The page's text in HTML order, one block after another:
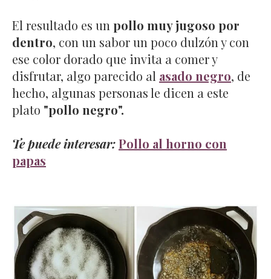
El resultado es un pollo muy jugoso por
dentro, con un sabor un poco dulzón y con
ese color dorado que invita a comer y
disfrutar, algo parecido al asado negro, de
hecho, algunas personas le dicen a este
plato "pollo negro".
Te puede interesar:Pollo al horno con
papas